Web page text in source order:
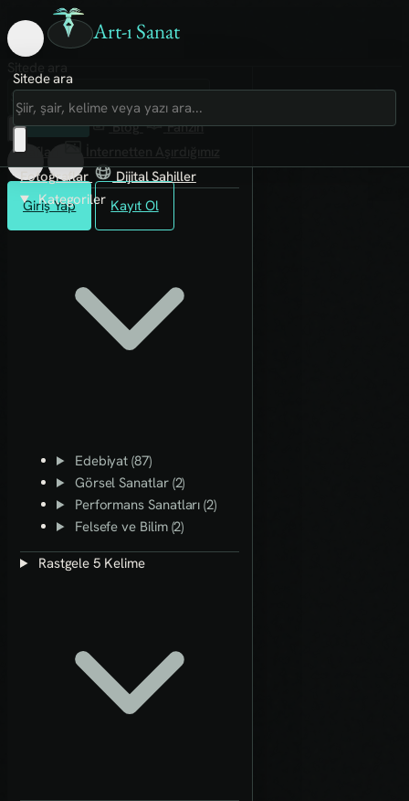
Art-ı Sanat
Giriş Yap Kayıt Ol
Sitede ara
Art-ı Sosyal
İmece
Kütüphane
Blog
Fanzin
Rafları
Fotoğraflar
Dijital Sahiller
Kategoriler
Edebiyat (87)
Görsel Sanatlar (2)
Performans Sanatları (2)
Felsefe ve Bilim (2)
Rastgele 5 Kelime